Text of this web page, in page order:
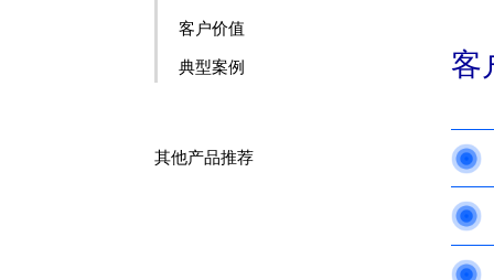
客
客户价值
典型案例
其他产品推荐